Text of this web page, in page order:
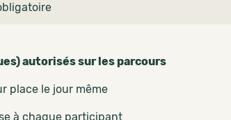
autorisés sur les parcours
place le jour même
à chaque participant